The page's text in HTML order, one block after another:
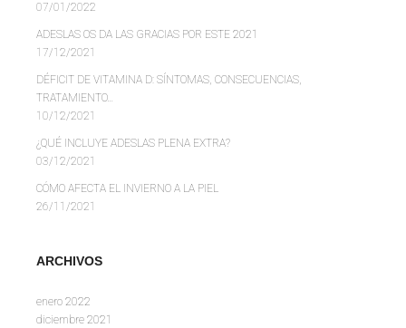
07/01/2022
ADESLAS OS DA LAS GRACIAS POR ESTE 2021
17/12/2021
DÉFICIT DE VITAMINA D: SÍNTOMAS, CONSECUENCIAS,
TRATAMIENTO…
10/12/2021
¿QUÉ INCLUYE ADESLAS PLENA EXTRA?
03/12/2021
CÓMO AFECTA EL INVIERNO A LA PIEL
26/11/2021
ARCHIVOS
enero 2022
diciembre 2021